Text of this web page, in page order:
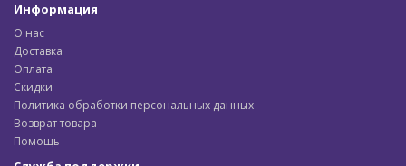
Информация
О нас
Доставка
Оплата
Скидки
Политика обработки персональных данных
Возврат товара
Помощь